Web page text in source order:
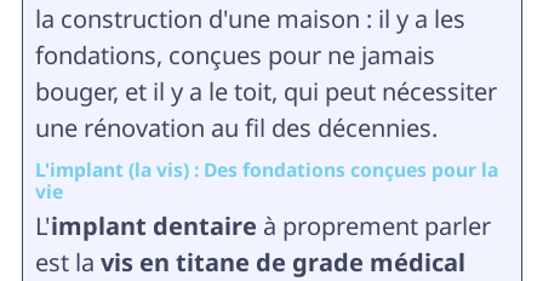
la construction d'une maison : il y a les
fondations, conçues pour ne jamais
bouger, et il y a le toit, qui peut nécessiter
une rénovation au fil des décennies.
L'implant (la vis) : Des fondations conçues pour la
vie
L'implant dentaire à proprement parler
est la vis en titane de grade médical